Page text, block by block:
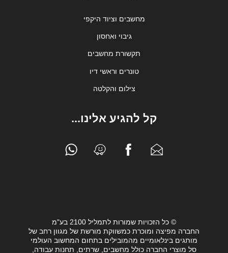
מחשבים וציוד היקפי
גיבוי ואחסון
תקשורת מחשבים
טונרים וראשי דיו
צילום והקלטה
קל להגיע אלינו...
© כל הזכויות שמורות לתמליל 2100 בע"מ
החברה מפיצה ומוכרת כמשווקת מורשת של מגוון רחב של
מותגים בינלאומיים מהמובילים בתחום המחשוב העולמי
סל מוצרי החברה כולל מחשבים, שרתים, תחנות עבודה,